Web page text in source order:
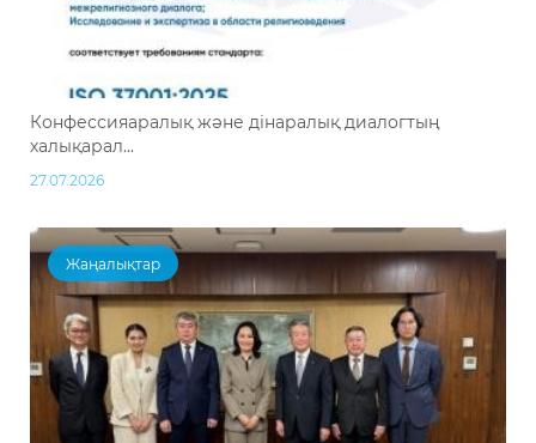
Конфессияаралық және дінаралық диалогтың
халықарал...
27.07.2026
Жаңалықтар